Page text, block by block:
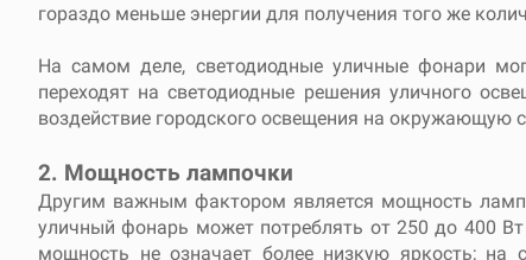
гораздо меньше энергии для получения того же
На самом деле, светодиодные уличные фонари
переходят на светодиодные решения уличного
воздействие городского освещения на окружающую
2. Мощность лампочки
Другим важным фактором является мощность
уличный фонарь может потреблять от 250 до 400
мощность не означает более низкую яркость;